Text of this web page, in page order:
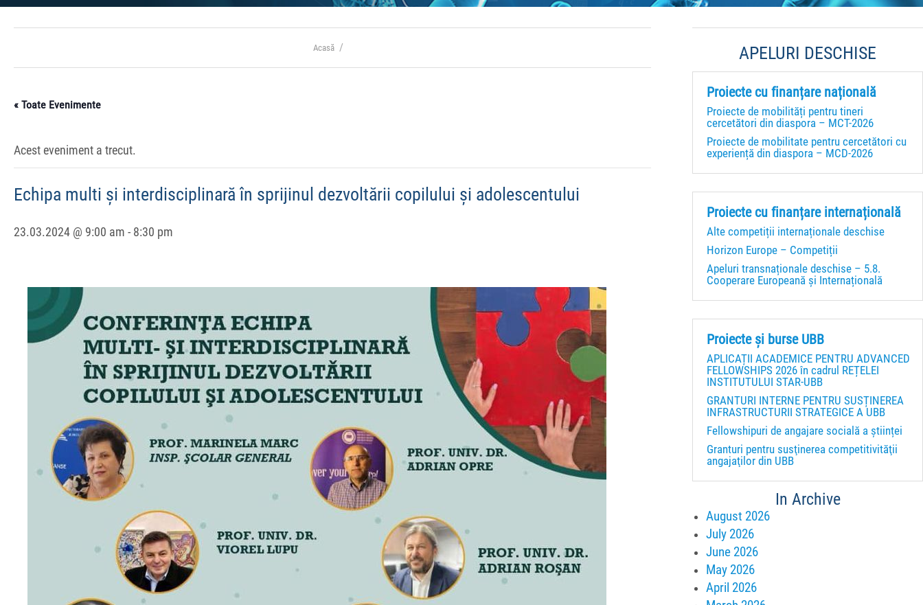
Acasă
« Toate Evenimente
Acest eveniment a trecut.
Echipa multi și interdisciplinară în sprijinul dezvoltării copilului și adolescentului
23.03.2024 @ 9:00 am - 8:30 pm
APELURI DESCHISE
Proiecte cu finanțare națională
Proiecte de mobilități pentru tineri
cercetători din diaspora – MCT-2026
Proiecte de mobilitate pentru cercetători cu
experiență din diaspora – MCD-2026
Proiecte cu finanțare internațională
Alte competiții internaționale deschise
Horizon Europe – Competiții
Apeluri transnaționale deschise – 5.8.
Cooperare Europeană și Internațională
Proiecte și burse UBB
APLICAȚII ACADEMICE PENTRU ADVANCED
FELLOWSHIPS 2026 în cadrul REȚELEI
INSTITUTULUI STAR-UBB
GRANTURI INTERNE PENTRU SUSȚINEREA
INFRASTRUCTURII STRATEGICE A UBB
Fellowshipuri de angajare socială a științei
Granturi pentru susţinerea competitivităţii
angajaţilor din UBB
In Archive
August 2026
July 2026
June 2026
May 2026
April 2026